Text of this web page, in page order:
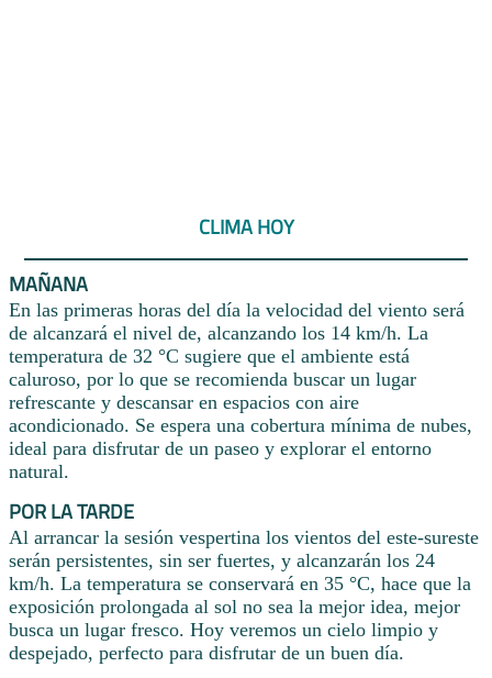
CLIMA HOY
MAÑANA
En las primeras horas del día la velocidad del viento será
de alcanzará el nivel de, alcanzando los 14 km/h. La
temperatura de 32 °C sugiere que el ambiente está
caluroso, por lo que se recomienda buscar un lugar
refrescante y descansar en espacios con aire
acondicionado. Se espera una cobertura mínima de nubes,
ideal para disfrutar de un paseo y explorar el entorno
natural.
POR LA TARDE
Al arrancar la sesión vespertina los vientos del este-sureste
serán persistentes, sin ser fuertes, y alcanzarán los 24
km/h. La temperatura se conservará en 35 °C, hace que la
exposición prolongada al sol no sea la mejor idea, mejor
busca un lugar fresco. Hoy veremos un cielo limpio y
despejado, perfecto para disfrutar de un buen día.